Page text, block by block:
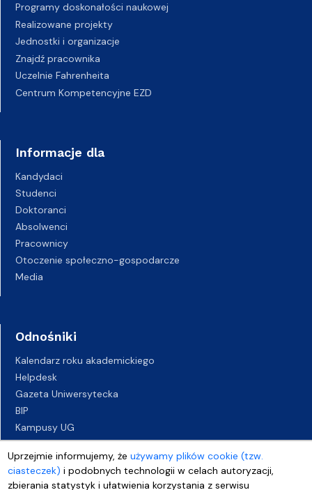
Uprzejmie informujemy, żeużywamy plików cookie (tzw.
ciasteczek) i podobnych technologii w celach autoryzacji,
zbierania statystyk i ułatwienia korzystania z serwisu
Programy doskonałości naukowej
Realizowane projekty
Jednostki i organizacje
Znajdź pracownika
Uczelnie Fahrenheita
Centrum Kompetencyjne EZD
Informacje dla
Kandydaci
Studenci
Doktoranci
Absolwenci
Pracownicy
Otoczenie społeczno-gospodarcze
Media
Odnośniki
Kalendarz roku akademickiego
Helpdesk
Gazeta Uniwersytecka
BIP
Kampusy UG
Biuro Karier UG
Oferty pracy
Deklaracja dostępności